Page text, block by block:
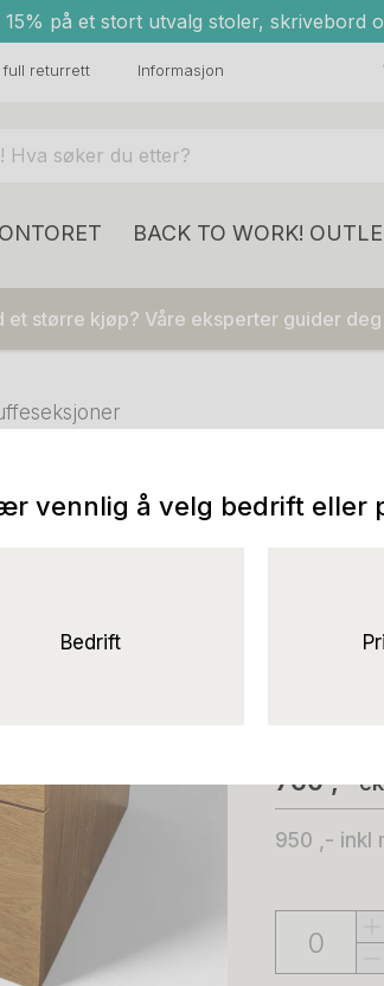
15% på et stort utvalg stoler, skrivebord
full returrett Informasjon
BACK TO WORK!
et større kjøp? Våre eksperter guider
760 ,-
950 ,- inkl
vennlig å velg bedrift eller
Bedrift